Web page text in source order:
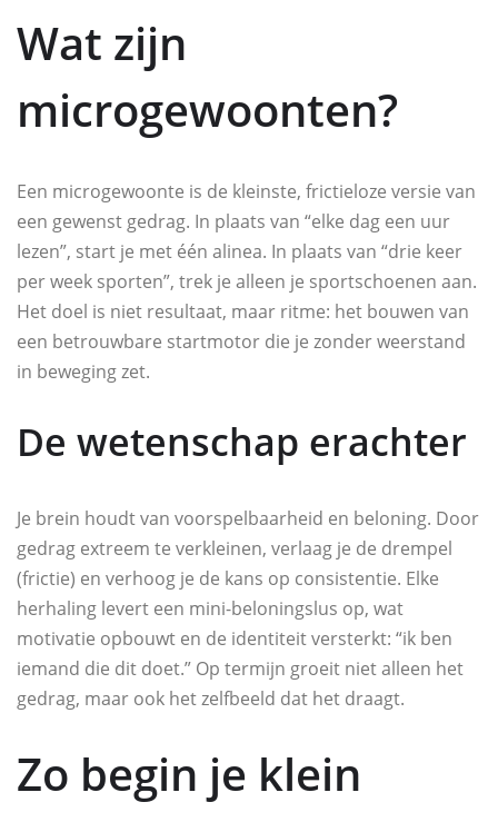
Wat zijn
microgewoonten?
Een microgewoonte is de kleinste, frictieloze versie van
een gewenst gedrag. In plaats van “elke dag een uur
lezen”, start je met één alinea. In plaats van “drie keer
per week sporten”, trek je alleen je sportschoenen aan.
Het doel is niet resultaat, maar ritme: het bouwen van
een betrouwbare startmotor die je zonder weerstand
in beweging zet.
De wetenschap erachter
Je brein houdt van voorspelbaarheid en beloning. Door
gedrag extreem te verkleinen, verlaag je de drempel
(frictie) en verhoog je de kans op consistentie. Elke
herhaling levert een mini-beloningslus op, wat
motivatie opbouwt en de identiteit versterkt: “ik ben
iemand die dit doet.” Op termijn groeit niet alleen het
gedrag, maar ook het zelfbeeld dat het draagt.
Zo begin je klein